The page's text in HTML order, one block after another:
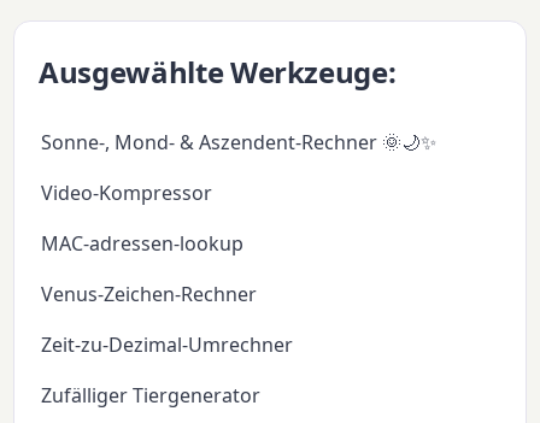
Ausgewählte Werkzeuge:
Sonne-, Mond- & Aszendent-Rechner 🌞🌙✨
Video-Kompressor
MAC-adressen-lookup
Venus-Zeichen-Rechner
Zeit-zu-Dezimal-Umrechner
Zufälliger Tiergenerator